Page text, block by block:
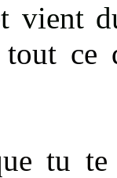
vient
tout ce
tu te